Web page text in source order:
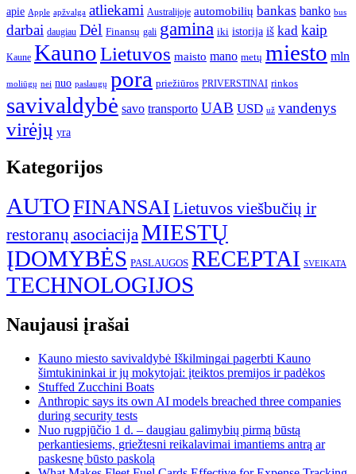
apie Apple apžvalga atliekami Australijoje automobilių bankas banko bus
darbai daugiau Dėl Finansų gali gamina iki istorija iš kad kaip
Kaune KaunoLietuvos maisto mano metų miesto mln
moliūgų nei nuo paslaugų pora priežiūros PRIVERSTINAI rinkos
savivaldybė savo transporto UAB USD už vandenys
virėjų yra
Kategorijos
AUTOFINANSAI Lietuvos viešbučių ir
restoranų asociacijaMIESTŲ
ĮDOMYBĖS PASLAUGOS RECEPTAI SVEIKATA
TECHNOLOGIJOS
Naujausi įrašai
Kauno miesto savivaldybė Iškilmingai pagerbti Kauno
šimtukininkai ir jų mokytojai: įteiktos premijos ir padėkos
Stuffed Zucchini Boats
Anthropic says its own AI models breached three companies
during security tests
Nuo rugpjūčio 1 d. – daugiau galimybių pirmą būstą
perkantiesiems, griežtesni reikalavimai imantiems antrą ar
paskesnę būsto paskolą